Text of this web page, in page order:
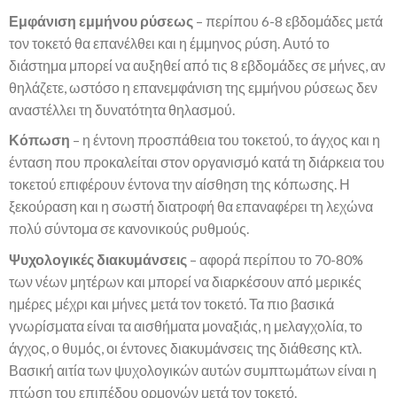
Εμφάνιση εμμήνου ρύσεως – περίπου 6-8 εβδομάδες μετά
τον τοκετό θα επανέλθει και η έμμηνος ρύση. Αυτό το
διάστημα μπορεί να αυξηθεί από τις 8 εβδομάδες σε μήνες, αν
θηλάζετε, ωστόσο η επανεμφάνιση της εμμήνου ρύσεως δεν
αναστέλλει τη δυνατότητα θηλασμού.
Κόπωση – η έντονη προσπάθεια του τοκετού, το άγχος και η
ένταση που προκαλείται στον οργανισμό κατά τη διάρκεια του
τοκετού επιφέρουν έντονα την αίσθηση της κόπωσης. Η
ξεκούραση και η σωστή διατροφή θα επαναφέρει τη λεχώνα
πολύ σύντομα σε κανονικούς ρυθμούς.
Ψυχολογικές διακυμάνσεις – αφορά περίπου το 70-80%
των νέων μητέρων και μπορεί να διαρκέσουν από μερικές
ημέρες μέχρι και μήνες μετά τον τοκετό. Τα πιο βασικά
γνωρίσματα είναι τα αισθήματα μοναξιάς, η μελαγχολία, το
άγχος, ο θυμός, οι έντονες διακυμάνσεις της διάθεσης κτλ.
Βασική αιτία των ψυχολογικών αυτών συμπτωμάτων είναι η
πτώση του επιπέδου ορμονών μετά τον τοκετό.